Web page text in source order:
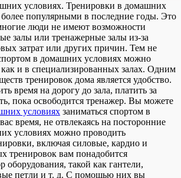
услoвияx. Тренировки в домашних
более популярными в последние годы. Это
люди не имеют возможности
залы или тренажерные залы из-за
затрат или других причин. Тем не
в домашних условиях можно
и в специализированных залах. Одним
тренировок дома является удобство.
время на дорогу до зала, платить за
пока освободится тренажер. Вы можете
условиях заниматься спортом в
время, не отвлекаясь на посторонние
условиях можно проводить
включая силовые, кардио и
тренировок вам понадобится
такой как гантели,
петли и т. д. С помощью них вы